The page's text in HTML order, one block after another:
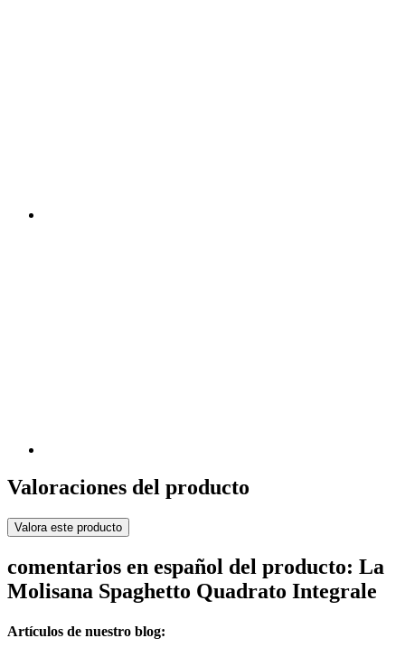
Valoraciones del producto
Valora este producto
comentarios en español del producto: La
Molisana Spaghetto Quadrato Integrale
Artículos de nuestro blog: